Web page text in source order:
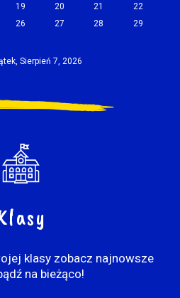
19 20 21
22
26 27 28
29
Sierpień 7, 2026
klasy zobacz najnowsze
na bieżąco!